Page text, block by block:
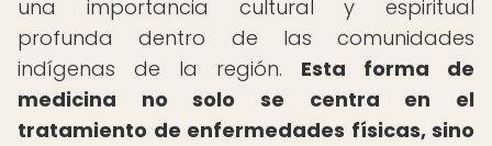
una importancia cultural y espiritual
profunda dentro de las comunidades
indígenas de la región. Esta forma de
medicina no solo se centra en el
tratamiento de enfermedades físicas, sino